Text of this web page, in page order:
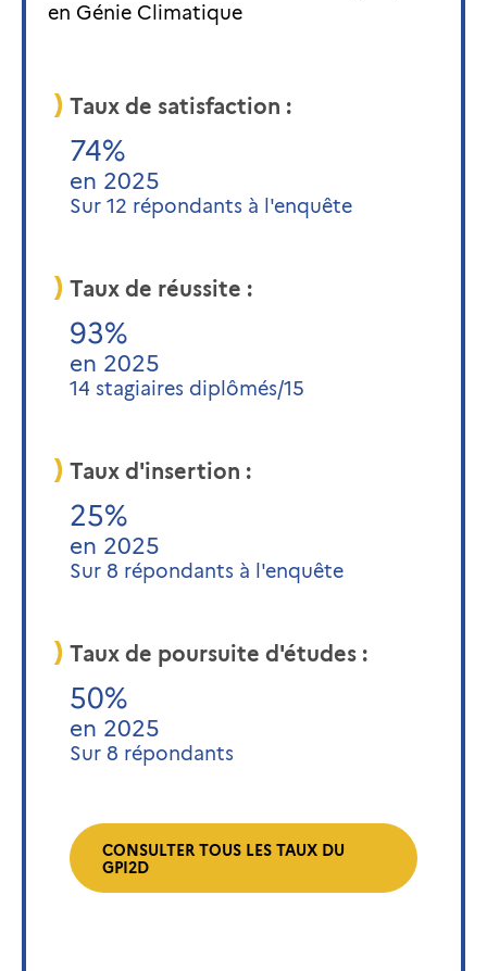
en Génie Climatique
Taux de satisfaction :
74%
en 2025
Sur 12 répondants à l'enquête
Taux de réussite :
93%
en 2025
14 stagiaires diplômés/15
Taux d'insertion :
25%
en 2025
Sur 8 répondants à l'enquête
Taux de poursuite d'études :
50%
en 2025
Sur 8 répondants
CONSULTER TOUS LES TAUX DU
GPI2D